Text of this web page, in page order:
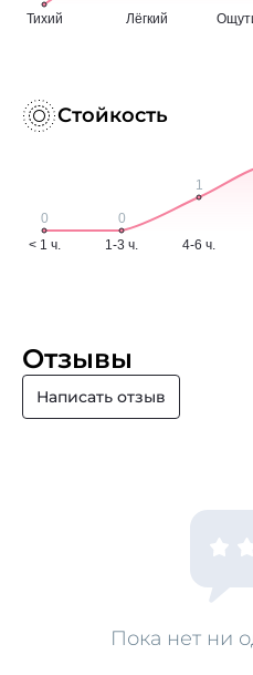
Стойкость
Отзывы
Написать отзыв
Пока нет ни